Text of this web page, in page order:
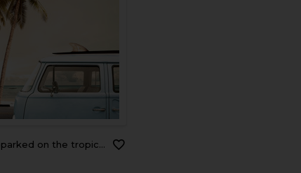
beach (seaside) with a surfboard on the roof